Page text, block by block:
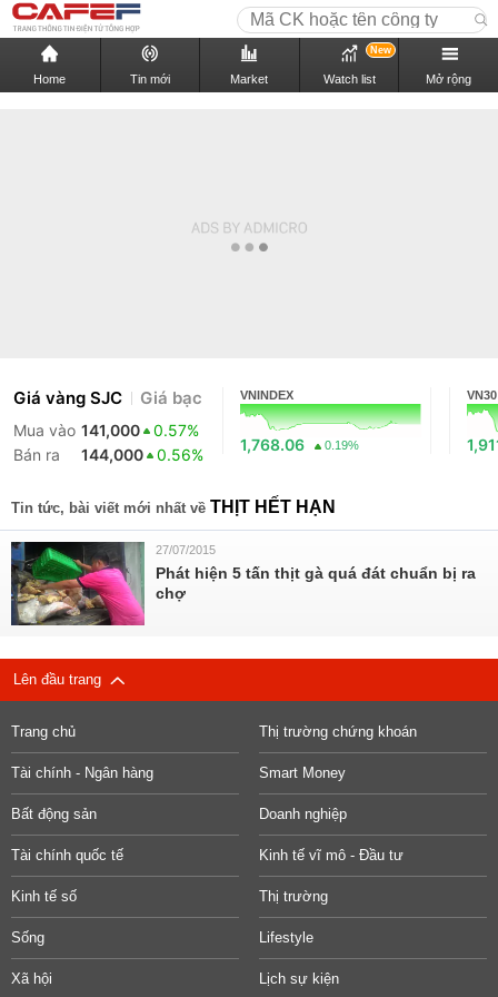
Home Tin mới Market Watch list
New
Mở rộng
Giá vàng SJC Giá bạc
Mua vào 141,000
0.57%
Bán ra
144,000 0.56%
VNINDEX
1,768.06 0.19%
VN30
Tin tức, bài viết mới nhất về THỊT HẾT HẠN
27/07/2015
Phát hiện 5 tấn thịt gà quá đát chuẩn bị ra
chợ
Lên đầu trang
Trang chủ Thị trường chứng khoán
Tài chính - Ngân hàng Smart Money
Bất động sản Doanh nghiệp
Tài chính quốc tế Kinh tế vĩ mô - Đầu tư
Kinh tế số Thị trường
Sống Lifestyle
Xã hội Lịch sự kiện